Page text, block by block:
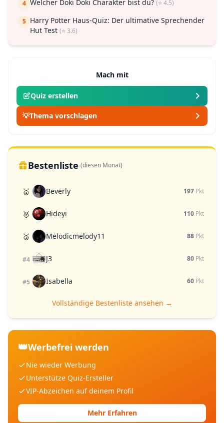
4 Welcher Doki Doki Charakter bist du? (⭐ 4.5)
5 Harry Potter Haus-Quiz: Der ultimative Sprechender
Hut Test (⭐ 3.6)
Mach mit
Quiz erstellen
💡Thema vorschlagen
Bestenliste (diesen Monat)
🥇 Beverly 197 Pkt
🥈 Hideyi 110 Pkt
🥉 Melodicmelody11 88 Pkt
#4 J3 80 Pkt
#5 Isabella 60 Pkt
Vollständige Bestenliste ansehen →
👑Werbefrei werden
Nie wieder Werbung
Unterstütze Quiz-Ersteller
VIP-Abzeichen auf deinem Profil
Mehr Erfahren